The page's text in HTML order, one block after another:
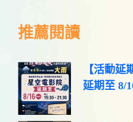
推薦閱讀
【活動
延期至 8/